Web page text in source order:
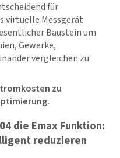
für
virtuelle Messgerät
Baustein um
Gewerke,
vergleichen zu
zu
die Emax Funktion:
reduzieren